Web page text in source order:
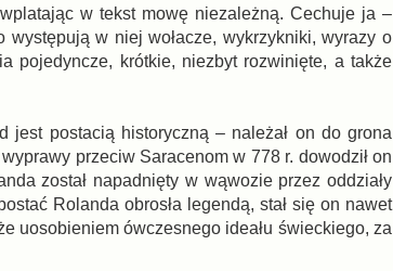
w tekst mowę niezależną. Cechuje ja –
w niej wołacze, wykrzykniki, wyrazy o
pojedyncze, krótkie, niezbyt rozwinięte, a także
jest postacią historyczną – należał on do grona
przeciw Saracenom w 778 r. dowodził on
został napadnięty w wąwozie przez oddziały
Rolanda obrosła legendą, stał się on nawet
uosobieniem ówczesnego ideału świeckiego, za